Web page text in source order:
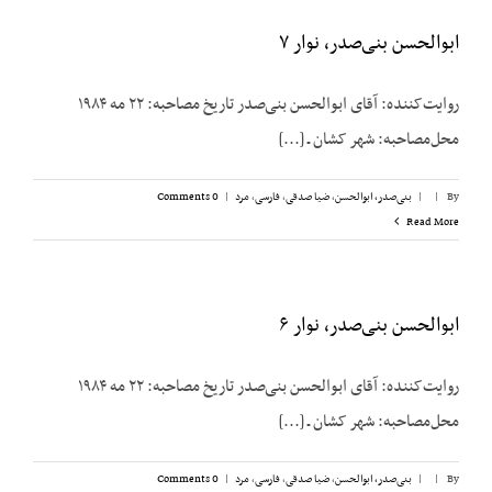
ابوالحسن بنی‌صدر، نوار ۷
روایت‌کننده: آقای ابوالحسن بنی‌صدر تاریخ مصاحبه: ۲۲ مه ۱۹۸۴
محل‌مصاحبه: شهر کشان ـ [...]
By
|
| بنی‌صدر، ابوالحسن,ضیا صدقی,فارسی,مرد |
0 Comments
Read More
ابوالحسن بنی‌صدر، نوار ۶
روایت‌کننده: آقای ابوالحسن بنی‌صدر تاریخ مصاحبه: ۲۲ مه ۱۹۸۴
محل‌مصاحبه: شهر کشان ـ [...]
By
|
| بنی‌صدر، ابوالحسن,ضیا صدقی,فارسی,مرد |
0 Comments